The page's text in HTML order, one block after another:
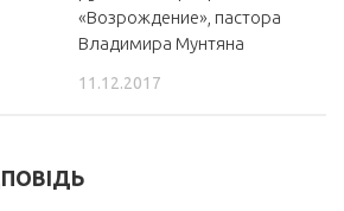
«Возрождение», пастора
Владимира Мунтяна
11.12.2017